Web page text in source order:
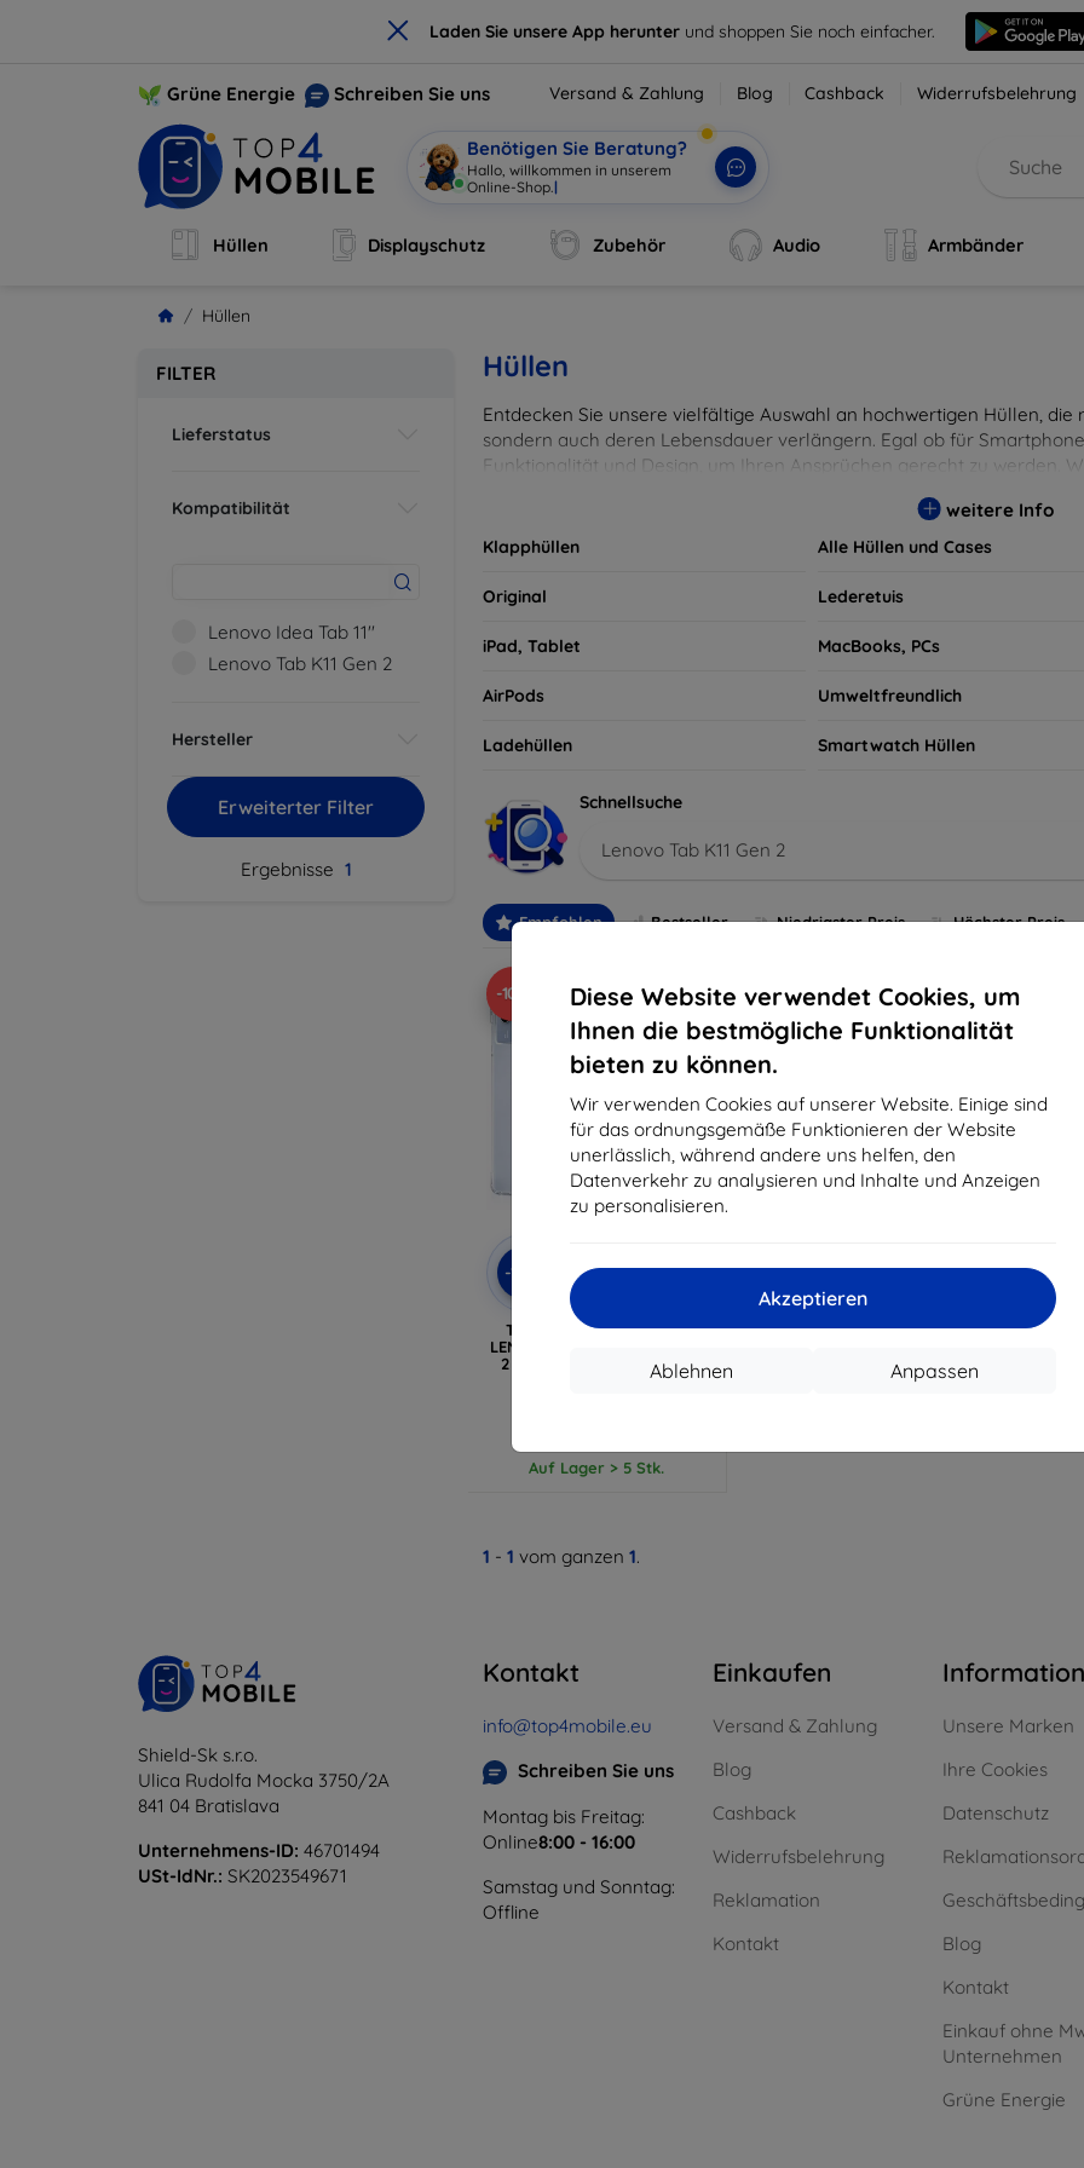
× Laden Sie unsere App herunter und shoppen Sie noch einfacher.
Diese Website verwendet Cookies, um
Ihnen die bestmögliche Funktionalität
bieten zu können.
Wir verwenden Cookies auf unserer Website. Einige sind
für das ordnungsgemäße Funktionieren der Website
unerlässlich, während andere uns helfen, den
Datenverkehr zu analysieren und Inhalte und Anzeigen
zu personalisieren.
Akzeptieren
Anpassen
Ablehnen
Grüne Energie Schreiben Sie uns Versand & Zahlung Blog Cashback Widerrufsbelehrung
Benötigen Sie Beratung?
Hallo, willkommen in unserem
Online-Shop. |
Hüllen Displayschutz Zubehör Audio Armbänder
Hüllen
FILTER
Lieferstatus
Kompatibilität
Lenovo Idea Tab 11''
Lenovo Tab K11 Gen 2
Hersteller
Erweiterter Filter
Ergebnisse 1
Hüllen
Entdecken Sie unsere vielfältige Auswahl an hochwertigen Hüllen,
sondern auch deren Lebensdauer verlängern. Egal ob für
Funktionalität und Design, um Ihren Ansprüchen gerecht zu werden.
weitere Info
Klapphüllen Alle Hüllen und Cases
Original Lederetuis
iPad, Tablet MacBooks, PCs
AirPods Umweltfreundlich
Ladehüllen Smartwatch Hüllen
Schnellsuche
Lenovo Tab K11 Gen 2
Empfohlen Bestseller Niedrigster Preis Höchster Preis
-10%
-10%
mit
Gutschein
EXTRA10
TECH-PROTECT FLEXAIR
LENOVO IDEA TAB / K11 GEN
2 11.0 TB-336 transparent
(5906302324125)
Auf Lager > 5 Stk.
1 - 1 vom ganzen 1.
Shield-Sk s.r.o.
Ulica Rudolfa Mocka 3750/2A
841 04 Bratislava
Unternehmens-ID: 46701494
USt-IdNr.: SK2023549671
Kontakt
info@top4mobile.eu
Schreiben Sie uns
Montag bis Freitag:
Online8:00 - 16:00
Samstag und Sonntag:
Offline
Einkaufen
Versand & Zahlung
Blog
Cashback
Widerrufsbelehrung
Reklamation
Kontakt
Information
Unsere Marken
Ihre Cookies
Datenschutz
Blog
Kontakt
Einkauf ohne
Unternehmen
Grüne Energie